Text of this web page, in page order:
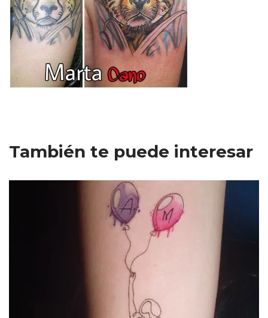
También te puede interesar